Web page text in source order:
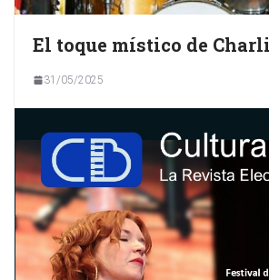
El toque místico de
31/05/2025